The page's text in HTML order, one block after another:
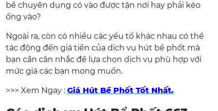
bể chuyên dụng có vào được tận nơi hay phải kéo
ống vào?
Ngoài ra, còn có nhiều các yếu tố khác nhau có thể
tác động đến giá tiền của dịch vụ hút bể phốt mà
bạn cần cân nhắc để lựa chọn dịch vụ phù hợp với
mức giá các bạn mong muốn.
>>> Xem Ngay : Giá Hút Bể Phốt Tốt Nhất.